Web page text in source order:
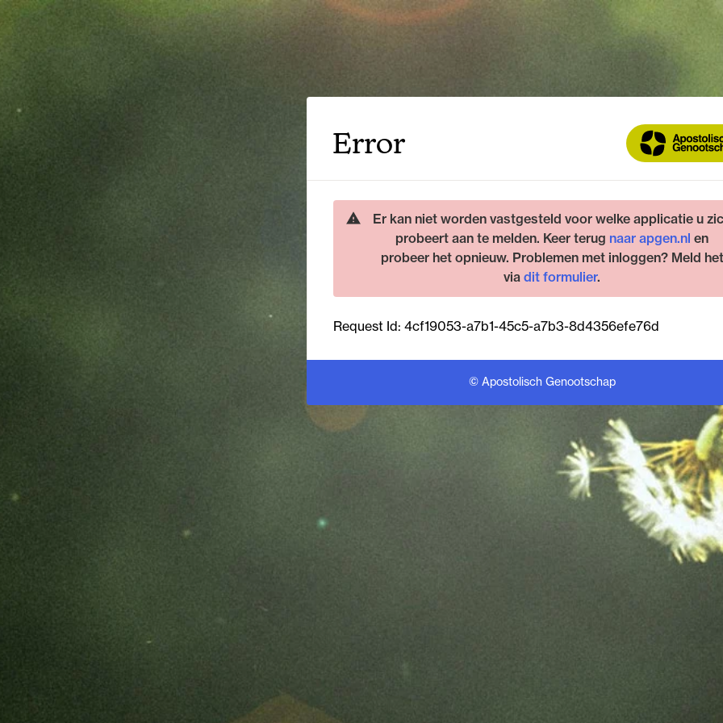
Error
Er kan niet worden vastgesteld voor welke applicatie u
probeert aan te melden. Keer terug naar apgen.nl en
probeer het opnieuw. Problemen met inloggen? Meld het
via dit formulier.
Request Id: 4cf19053-a7b1-45c5-a7b3-8d4356efe76d
© Apostolisch Genootschap